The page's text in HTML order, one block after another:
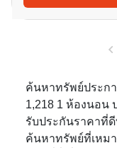
ค้นหาทรัพย์ประก
1,218 1 ห้องนอน
รับประกันราคาที่ดี
ค้นหาทรัพย์ที่เหม